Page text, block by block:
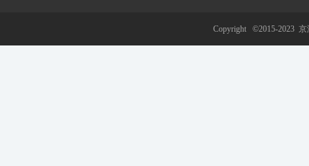
Copyright ©2015-2023 京